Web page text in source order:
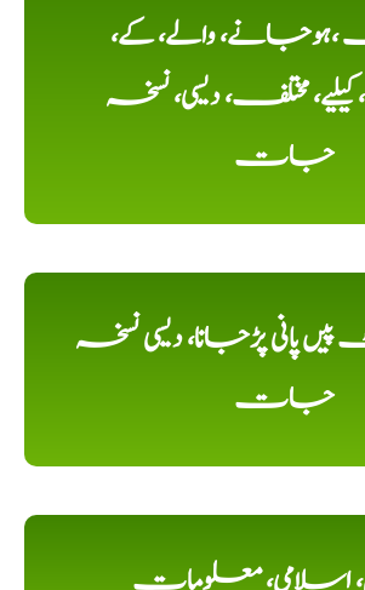
والے، کے،
مختلف، دیسی، نسخہ
جات
پانی پڑجانا، دیسی نسخہ
جات
اسلامی، معلومات